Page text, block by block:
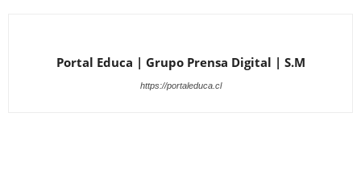
Portal Educa | Grupo Prensa Digital | S.M
https://portaleduca.cl